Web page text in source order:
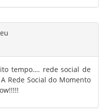
tempo…. rede social de
Rede Social do Momento